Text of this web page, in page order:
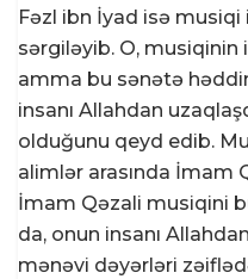
Fəzl ibn İyad isə musiqi
sərgiləyib. O, musiqinin
amma bu sənətə
insanı Allahdan
olduğunu qeyd edib.
alimlər arasında İmam
İmam Qəzali musiqini
da, onun insanı
mənəvi dəyərləri